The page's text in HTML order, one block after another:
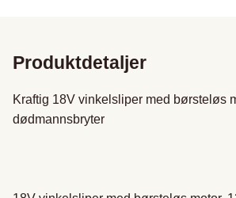
Produktdetaljer
Kraftig 18V vinkelsliper med børsteløs
dødmannsbryter